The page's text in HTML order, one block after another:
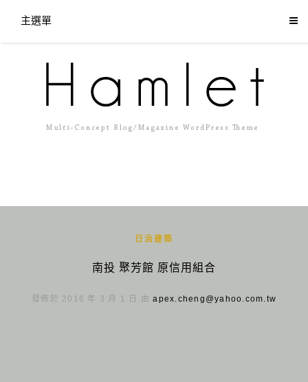
主選單
日治建築
南投 聚芳館 原信用組合
發佈於 2016 年 3 月 1 日 由apex.cheng@yahoo.com.tw